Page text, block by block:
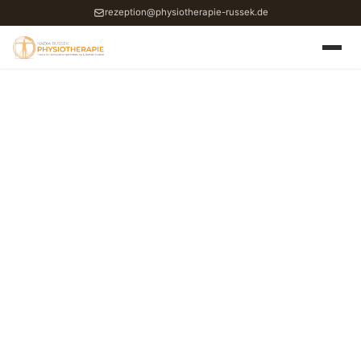
rezeption@physiotherapie-russek.de